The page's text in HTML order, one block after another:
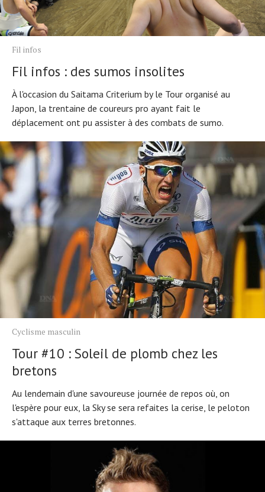
Fil infos
Fil infos : des sumos insolites
À l'occasion du Saitama Criterium by le Tour organisé au
Japon, la trentaine de coureurs pro ayant fait le
déplacement ont pu assister à des combats de sumo.
Cyclisme masculin
Tour #10 : Soleil de plomb chez les
bretons
Au lendemain d'une savoureuse journée de repos où, on
l'espère pour eux, la Sky se sera refaites la cerise, le peloton
s'attaque aux terres bretonnes.